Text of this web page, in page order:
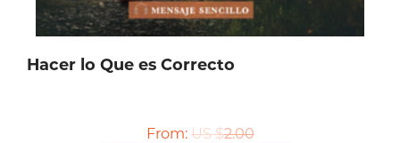
Hacer lo Que es Correcto
From: US $2.00